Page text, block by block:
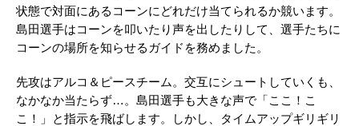
状態で対面にあるコーンにどれだけ当てられるか競います。
島田選手はコーンを叩いたり声を出したりして、選手たちに
コーンの場所を知らせるガイドを務めました。
先攻はアルコ＆ピースチーム。交互にシュートしていくも、
なかなか当たらず…。島田選手も大きな声で「ここ！こ
こ！」と指示を飛ばします。しかし、タイムアップギリギリ